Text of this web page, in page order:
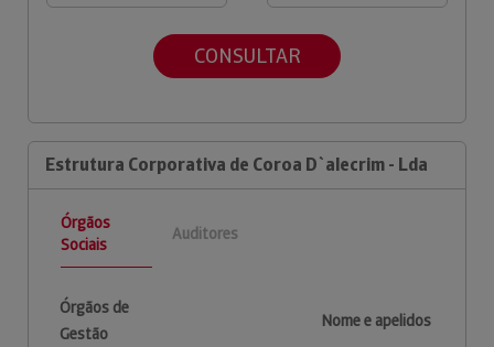
CONSULTAR
Estrutura Corporativa de Coroa D`alecrim - Lda
Órgãos
Sociais
Auditores
Órgãos de
Gestão
Nome e apelidos